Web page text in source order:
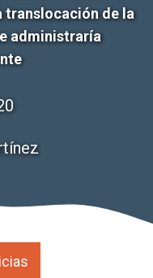
translocación de la
administraría